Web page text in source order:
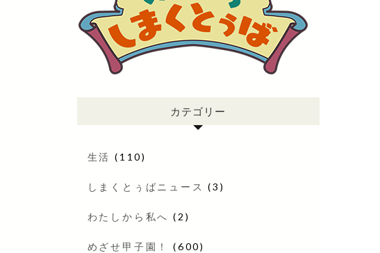
カテゴリー
生活 (110)
しまくとぅばニュース (3)
わたしから私へ (2)
めざせ甲子園！ (600)